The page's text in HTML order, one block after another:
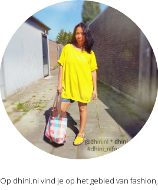
Op dhini.nl vind je op het gebied van fashion,